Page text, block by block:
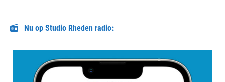
Nu op Studio Rheden radio: